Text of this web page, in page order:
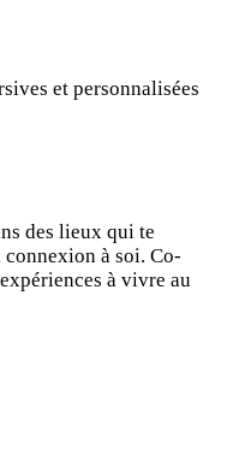
et personnalisées
des lieux qui te
à soi. Co-
à vivre au